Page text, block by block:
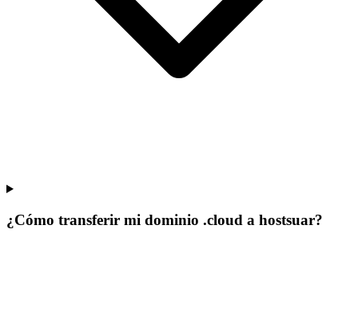
¿Cómo transferir mi dominio .cloud a hostsuar?